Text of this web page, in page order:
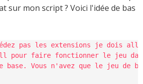
sur mon script ? Voici l'idée de bas
pas les extensions je dois all
pour faire fonctionner le jeu da
base. Vous n'avez que le jeu de b